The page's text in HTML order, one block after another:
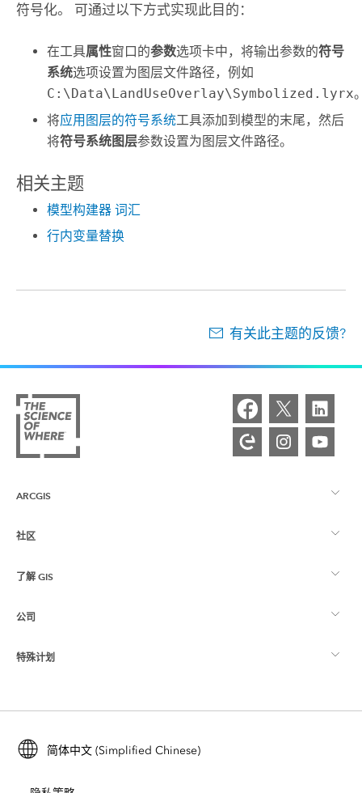
符号化。 可通过以下方式实现此目的：
在工具属性窗口的参数选项卡中，将输出参数的符号
系统选项设置为图层文件路径，例如
C:\Data\LandUseOverlay\Symbolized.lyrx
将应用图层的符号系统工具添加到模型的末尾，然后
将符号系统图层参数设置为图层文件路径。
相关主题
模型构建器 词汇
行内变量替换
有关此主题的反馈?
ARCGIS
ArcGIS 概览
制图
社区
Esri 社区
ArcGIS 博客
Esri 年轻专家关系网
了解 GIS
什么是 GIS？
位置智能
培训
ArcUser
公司
关于 Esri
招贤纳士
特殊计划
ArcGIS for Student Use
简体中文 (Simplified Chinese)